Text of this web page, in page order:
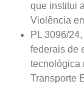
que institui
Violência
PL 3096/
federais de
tecnológica
Transporte